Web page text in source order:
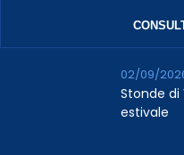
Stonde
estivale
02/09/